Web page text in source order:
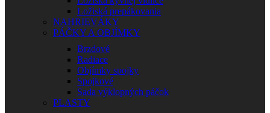
Ložiská prepákovania
NAHRIEVÁKY
PÁČKY A OBJÍMKY
Brzdové
Radiace
Objímky spojky
Spojkové
Sada výklopných páčok
PLASTY